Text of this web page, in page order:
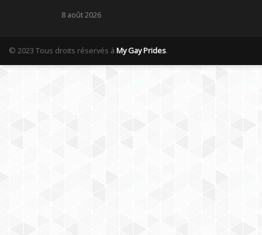
8 août 2026
© 2023 Tous droits réservés à My Gay Prides.